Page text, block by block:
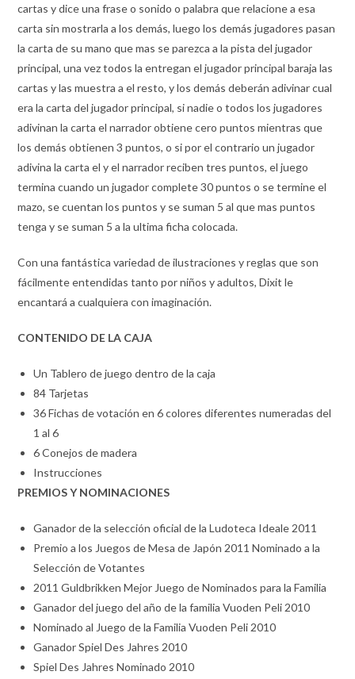
cartas y dice una frase o sonido o palabra que relacione a esa
carta sin mostrarla a los demás, luego los demás jugadores pasan
la carta de su mano que mas se parezca a la pista del jugador
principal, una vez todos la entregan el jugador principal baraja las
cartas y las muestra a el resto, y los demás deberán adivinar cual
era la carta del jugador principal, si nadie o todos los jugadores
adivinan la carta el narrador obtiene cero puntos mientras que
los demás obtienen 3 puntos, o si por el contrario un jugador
adivina la carta el y el narrador reciben tres puntos, el juego
termina cuando un jugador complete 30 puntos o se termine el
mazo, se cuentan los puntos y se suman 5 al que mas puntos
tenga y se suman 5 a la ultima ficha colocada.
Con una fantástica variedad de ilustraciones y reglas que son
fácilmente entendidas tanto por niños y adultos, Dixit le
encantará a cualquiera con imaginación.
CONTENIDO DE LA CAJA
Un Tablero de juego dentro de la caja
84 Tarjetas
36 Fichas de votación en 6 colores diferentes numeradas del
1 al 6
6 Conejos de madera
Instrucciones
PREMIOS Y NOMINACIONES
Ganador de la selección oficial de la Ludoteca Ideale 2011
Premio a los Juegos de Mesa de Japón 2011 Nominado a la
Selección de Votantes
2011 Guldbrikken Mejor Juego de Nominados para la Familia
Ganador del juego del año de la familia Vuoden Peli 2010
Nominado al Juego de la Familia Vuoden Peli 2010
Ganador Spiel Des Jahres 2010
Spiel Des Jahres Nominado 2010